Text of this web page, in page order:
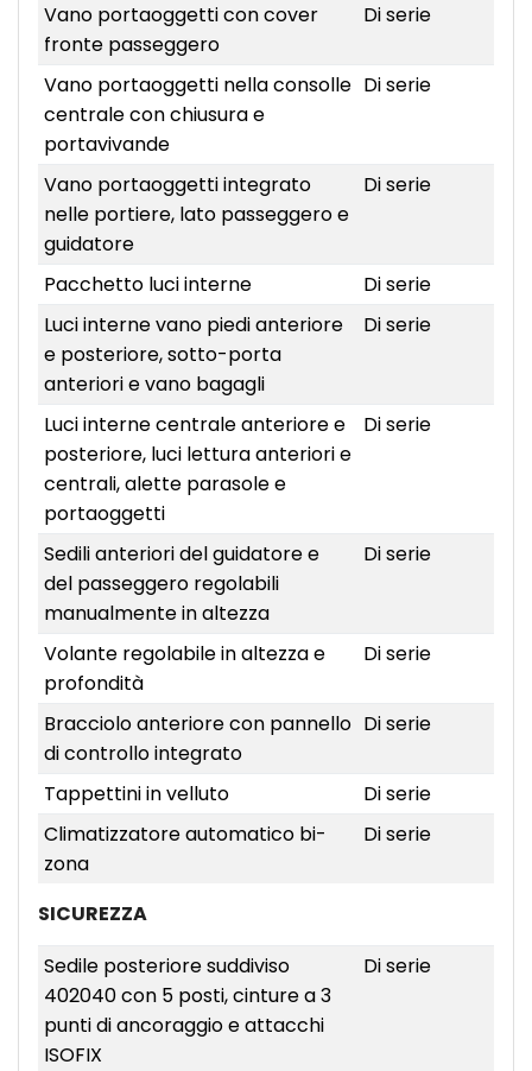
Vano portaoggetti con cover
fronte passeggero
Di serie
Vano portaoggetti nella consolle
centrale con chiusura e
portavivande
Di serie
Vano portaoggetti integrato
nelle portiere, lato passeggero e
guidatore
Di serie
Pacchetto luci interne
Di serie
Luci interne vano piedi anteriore
e posteriore, sotto-porta
anteriori e vano bagagli
Di serie
Luci interne centrale anteriore e
posteriore, luci lettura anteriori e
centrali, alette parasole e
portaoggetti
Di serie
Sedili anteriori del guidatore e
del passeggero regolabili
manualmente in altezza
Di serie
Volante regolabile in altezza e
profondità
Di serie
Bracciolo anteriore con pannello
di controllo integrato
Di serie
Tappettini in velluto
Di serie
Climatizzatore automatico bi-
zona
Di serie
SICUREZZA
Sedile posteriore suddiviso
402040 con 5 posti, cinture a 3
punti di ancoraggio e attacchi
ISOFIX
Di serie